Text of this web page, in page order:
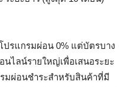
ปรแกรมผ่อน 0% แต่บัตรบาง
ไลน์รายใหญ่เพื่อเสนอระยะ
มผ่อนชำระสำหรับสินค้าที่มี